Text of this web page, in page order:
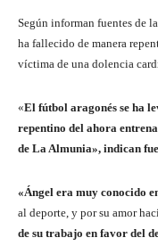
Según informan fuentes de
ha fallecido de manera
víctima de una dolencia
«El fútbol aragonés se ha
repentino del ahora
de La Almunia», indican
«Ángel era muy conocido
al deporte, y por su amor
de su trabajo en favor del